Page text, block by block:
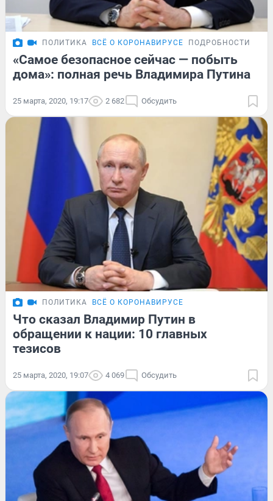
ПОЛИТИКА ВСЁ О КОРОНАВИРУСЕ ПОДРОБНОСТИ
«Самое безопасное сейчас — побыть
дома»: полная речь Владимира Путина
25 марта, 2020, 19:17 2 682 Обсудить
ПОЛИТИКА ВСЁ О КОРОНАВИРУСЕ
Что сказал Владимир Путин в
обращении к нации: 10 главных
тезисов
25 марта, 2020, 19:07 4 069 Обсудить